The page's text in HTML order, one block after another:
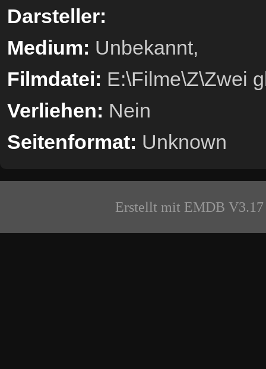
Darsteller:
Medium: Unbekannt,
Filmdatei: E:\Filme\Z\Zwei
Verliehen: Nein
Seitenformat: Unknown
Erstellt mit EMDB V3.17